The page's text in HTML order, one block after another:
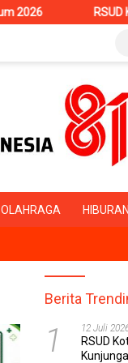
RSUD Kotamobagu
OLAHRAGA HIBURAN
Berita
1 12 Juli
RSUD